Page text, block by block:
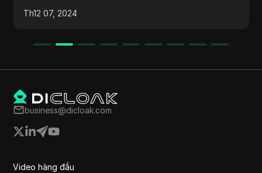
blockchain tiềm năng (có thể là Tron), và các
danh sách sàn giao dịch sắp tới. Nó cung cấp
DTC và tăng lợi nhuận. Nội dung cũng đề cập
Th12 07, 2024
business@dicloak.com
Video hàng đầu